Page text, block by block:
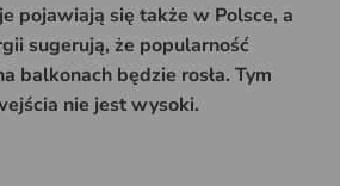
pojawiają się także w Polsce, a
sugerują, że popularność
balkonach będzie rosła. Tym
nie jest wysoki.